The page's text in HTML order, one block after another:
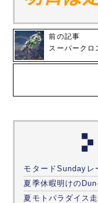
前の記事
スーパークロ
モタードSunday
夏季休暇明けの
夏モトパラダイス